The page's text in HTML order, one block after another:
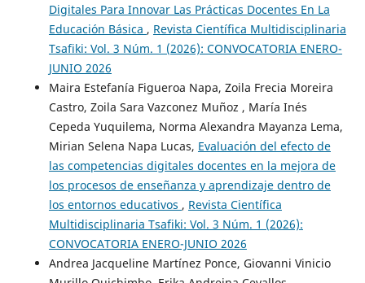
Digitales Para Innovar Las Prácticas Docentes En La
Educación Básica , Revista Científica Multidisciplinaria
Tsafiki: Vol. 3 Núm. 1 (2026): CONVOCATORIA ENERO-
JUNIO 2026
Maira Estefanía Figueroa Napa, Zoila Frecia Moreira
Castro, Zoila Sara Vazconez Muñoz , María Inés
Cepeda Yuquilema, Norma Alexandra Mayanza Lema,
Mirian Selena Napa Lucas, Evaluación del efecto de
las competencias digitales docentes en la mejora de
los procesos de enseñanza y aprendizaje dentro de
los entornos educativos , Revista Científica
Multidisciplinaria Tsafiki: Vol. 3 Núm. 1 (2026):
CONVOCATORIA ENERO-JUNIO 2026
Andrea Jacqueline Martínez Ponce, Giovanni Vinicio